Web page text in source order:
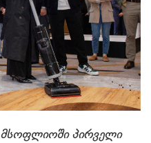
მსოფლიოში პირველი